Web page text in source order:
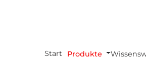
Start Produkte